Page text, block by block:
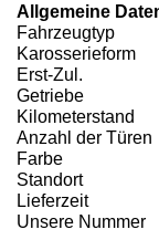
Allgemeine
Fahrzeugtyp
Karosserieform
Erst-Zul.
Getriebe
Kilometerstand
Anzahl der Türen
Farbe
Standort
Lieferzeit
Unsere Nummer